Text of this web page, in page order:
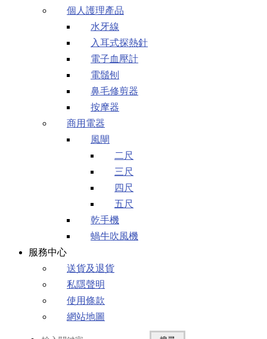
個人護理產品
水牙線
入耳式探熱針
電子血壓計
電鬚刨
鼻毛修剪器
按摩器
商用電器
風閘
二尺
三尺
四尺
五尺
乾手機
蝸牛吹風機
服務中心
送貨及退貨
私隱聲明
使用條款
網站地圖